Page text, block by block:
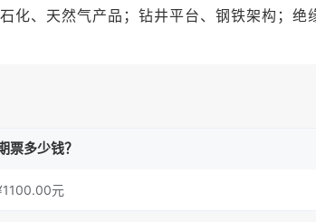
化、天然气产品；钻井平台、钢铁架构；绝
票多少钱？
元